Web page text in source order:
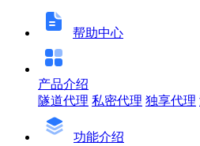
帮助中心
产品介绍
隧道代理 私密代理 独享代理
功能介绍